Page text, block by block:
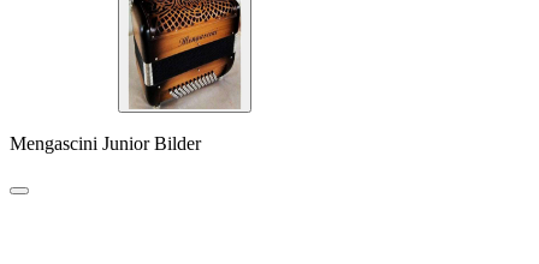
Mengascini Junior Bilder